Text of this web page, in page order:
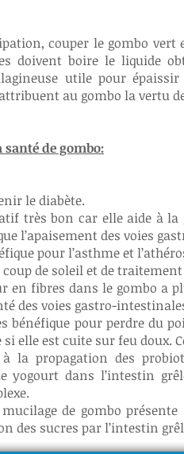
couper le gombo
doivent boire le
utile pour
au gombo la vertu
de gombo:
le diabète.
très bon car elle aide à
l’apaisement des voies
pour l’asthme et
coup de soleil et de
en fibres dans le gombo a
des voies gastro-
bénéfique pour perdre du
si elle est cuite sur feu doux.
la propagation des
yogourt dans l’intestin
de gombo
des sucres par l’intestin